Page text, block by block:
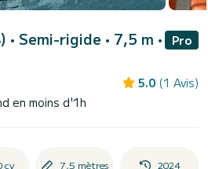
• Semi-rigide • 7,5 m •
Pro
5.0 (1 Avis)
en moins d'1h
cv 7,5 mètres 2024